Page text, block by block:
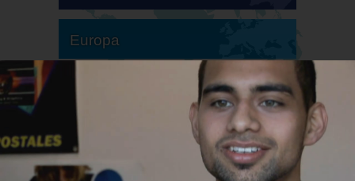
Europa
Norteamérica